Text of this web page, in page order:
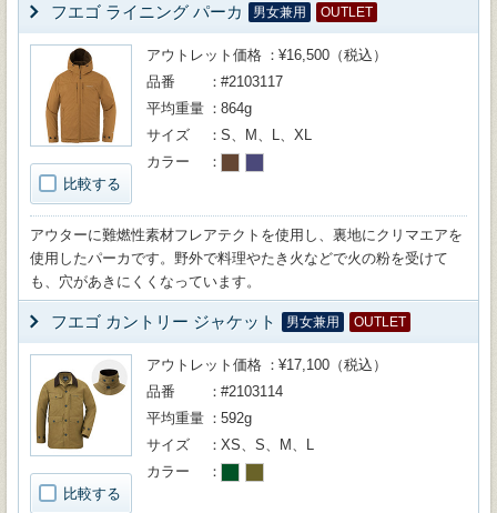
フエゴ ライニング パーカ 男女兼用 OUTLET
比較する
アウトレット価格
¥16,500（税込）
品番
#2103117
平均重量
864g
サイズ
S、M、L、XL
カラー
アウターに難燃性素材フレアテクトを使用し、裏地にクリマエアを
使用したパーカです。野外で料理やたき火などで火の粉を受けて
も、穴があきにくくなっています。
フエゴ カントリー ジャケット 男女兼用 OUTLET
比較する
アウトレット価格
¥17,100（税込）
品番
#2103114
平均重量
592g
サイズ
XS、S、M、L
カラー